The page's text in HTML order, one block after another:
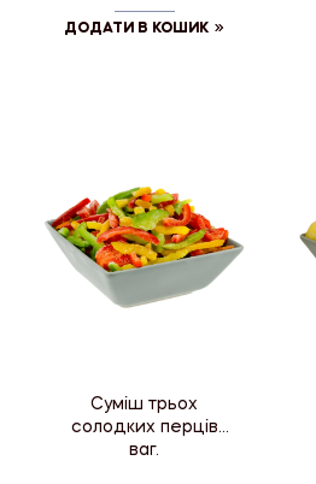
ДОДАТИ В КОШИК
Суміш трьох
солодких перців
ваг.